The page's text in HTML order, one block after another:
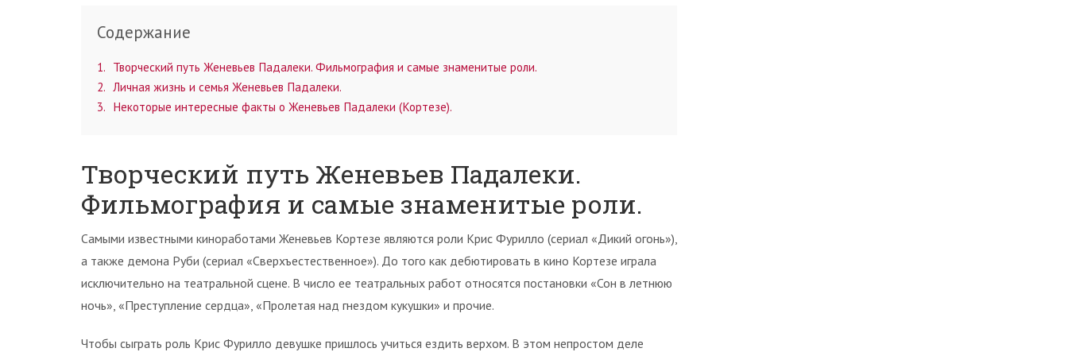
Содержание
1
Творческий путь Женевьев Падалеки. Фильмография и самые знаменитые роли.
2
Личная жизнь и семья Женевьев Падалеки.
3
Некоторые интересные факты о Женевьев Падалеки (Кортезе).
Творческий путь Женевьев Падалеки.
Фильмография и самые знаменитые роли.
Самыми известными киноработами Женевьев Кортезе являются роли Крис Фурилло (сериал «Дикий огонь»),
а также демона Руби (сериал «Сверхъестественное»). До того как дебютировать в кино Кортезе играла
исключительно на театральной сцене. В число ее театральных работ относятся постановки «Сон в летнюю
ночь», «Преступление сердца», «Пролетая над гнездом кукушки» и прочие.
Чтобы сыграть роль Крис Фурилло девушке пришлось учиться ездить верхом. В этом непростом деле